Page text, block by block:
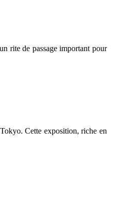
rite de passage important pour
Cette exposition, riche en